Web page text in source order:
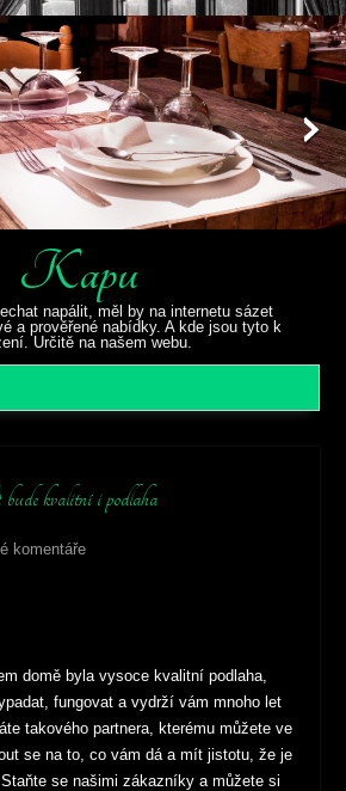
Kapu
napálit, měl by na internetu sázet
a prověřené nabídky. A kde jsou tyto k
Určitě na našem webu.
kvalitní i podlaha
komentáře
domě byla vysoce kvalitní podlaha,
fungovat a vydrží vám mnoho let
takového partnera, kterému můžete ve
se na to, co vám dá a mít jistotu, že je
se našimi zákazníky a můžete si